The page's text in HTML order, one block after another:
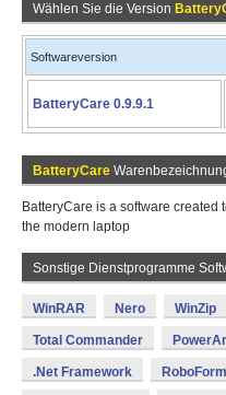
Wählen Sie die Version
Softwareversion
BatteryCare 0.9.9.1
BatteryCare
BatteryCare is a software
the modern laptop
Sonstige Dienstprogramme
WinRAR Nero WinZip
Total Commander
.Net Framework RoboForm